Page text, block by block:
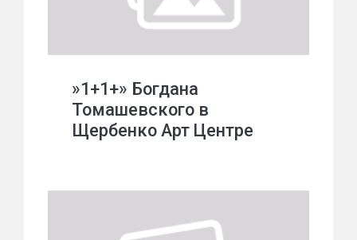
»1+1+» Богдана
Томашевского в
Щербенко Арт Центре